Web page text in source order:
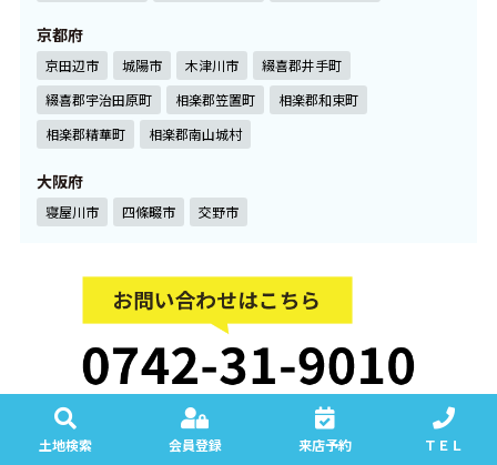
土地検索 会員登録 来店予約 ＴＥＬ
京都府
京田辺市 城陽市 木津川市
綴喜郡井手町
綴喜郡宇治田原町
相楽郡笠置町
相楽郡和束町
相楽郡精華町
相楽郡南山城村
大阪府
寝屋川市 四條畷市 交野市